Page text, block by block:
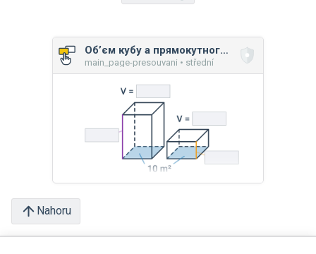
Об’єм кубу a прямокутного паралелепіпеду
main_page-presouvani • střední
Nahoru